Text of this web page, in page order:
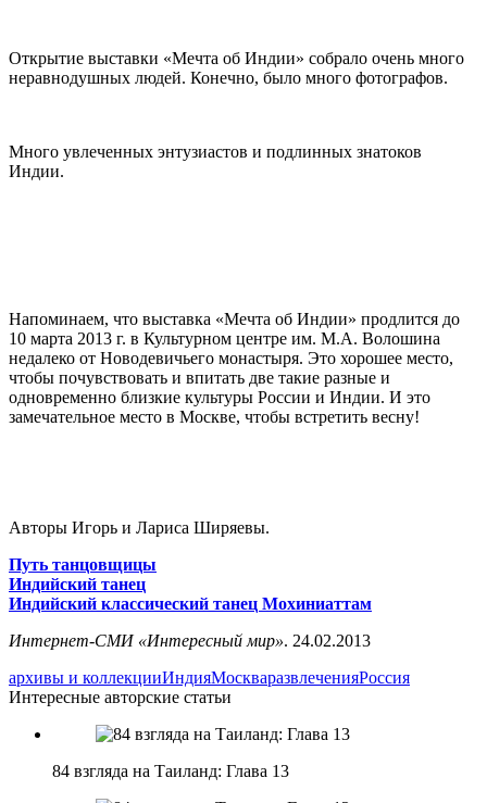
Открытие выставки «Мечта об Индии» собрало очень много
неравнодушных людей. Конечно, было много фотографов.
Много увлеченных энтузиастов и подлинных знатоков
Индии.
Напоминаем, что выставка «Мечта об Индии» продлится до
10 марта 2013 г. в Культурном центре им. М.А. Волошина
недалеко от Новодевичьего монастыря. Это хорошее место,
чтобы почувствовать и впитать две такие разные и
одновременно близкие культуры России и Индии. И это
замечательное место в Москве, чтобы встретить весну!
Авторы Игорь и Лариса Ширяевы.
Путь танцовщицы
Индийский танец
Индийский классический танец Мохиниаттам
Интернет-СМИ «Интересный мир». 24.02.2013
архивы и коллекцииИндияМоскваразвлеченияРоссия
Интересные авторские статьи
84 взгляда на Таиланд: Глава 13